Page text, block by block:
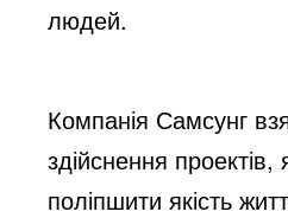
людей.
Компанія Самсунг
здійснення
поліпшити якість